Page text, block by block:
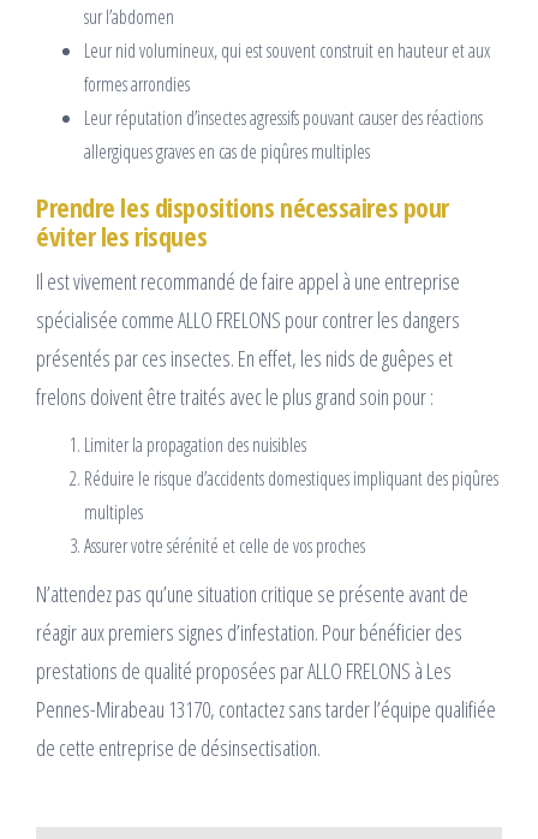
sur l’abdomen
Leur nid volumineux, qui est souvent construit en hauteur et aux
formes arrondies
Leur réputation d’insectes agressifs pouvant causer des réactions
allergiques graves en cas de piqûres multiples
Prendre les dispositions nécessaires pour
éviter les risques
Il est vivement recommandé de faire appel à une entreprise
spécialisée comme ALLO FRELONS pour contrer les dangers
présentés par ces insectes. En effet, les nids de guêpes et
frelons doivent être traités avec le plus grand soin pour :
Limiter la propagation des nuisibles
Réduire le risque d’accidents domestiques impliquant des piqûres
multiples
Assurer votre sérénité et celle de vos proches
N’attendez pas qu’une situation critique se présente avant de
réagir aux premiers signes d’infestation. Pour bénéficier des
prestations de qualité proposées par ALLO FRELONS à Les
Pennes-Mirabeau 13170, contactez sans tarder l’équipe qualifiée
de cette entreprise de désinsectisation.